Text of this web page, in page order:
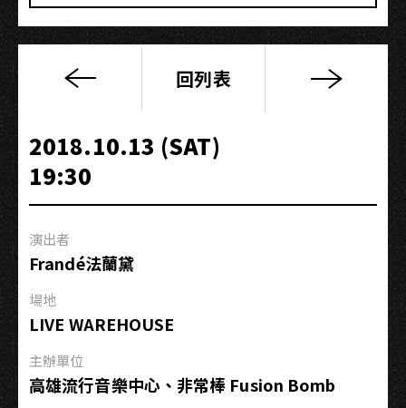
BB
╳
微
酸
的
狂
GUMI
04
回列表
2018.10.13 (SAT)
19:30
演出者
Frandé法蘭黛
場地
LIVE WAREHOUSE
主辦單位
高雄流行音樂中心、非常棒 Fusion Bomb